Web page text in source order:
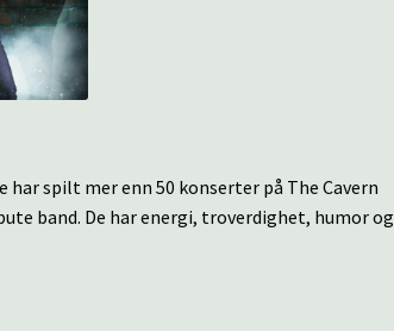
spilt mer enn 50 konserter på The Cavern
band. De har energi, troverdighet, humor og